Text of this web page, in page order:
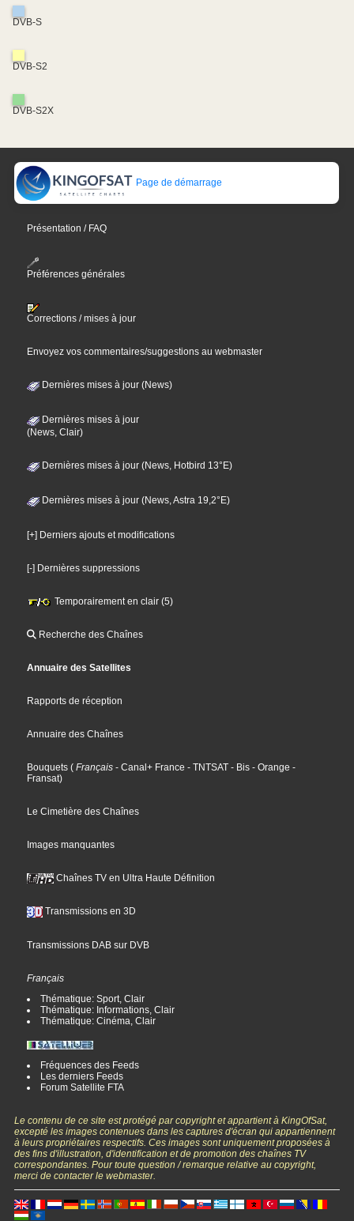
DVB-S
DVB-S2
DVB-S2X
Page de démarrage
Présentation / FAQ
Préférences générales
Corrections / mises à jour
Envoyez vos commentaires/suggestions au webmaster
Dernières mises à jour (News)
Dernières mises à jour
(News, Clair)
Dernières mises à jour (News, Hotbird 13°E)
Dernières mises à jour (News, Astra 19,2°E)
[+] Derniers ajouts et modifications
[-] Dernières suppressions
Temporairement en clair (5)
Recherche des Chaînes
Annuaire des Satellites
Rapports de réception
Annuaire des Chaînes
Bouquets ( Français - Canal+ France - TNTSAT - Bis - Orange -
Fransat)
Le Cimetière des Chaînes
Images manquantes
Chaînes TV en Ultra Haute Définition
Transmissions en 3D
Transmissions DAB sur DVB
Français
Thématique: Sport, Clair
Thématique: Informations, Clair
Thématique: Cinéma, Clair
Fréquences des Feeds
Les derniers Feeds
Forum Satellite FTA
Le contenu de ce site est protégé par copyright et appartient à KingOfSat,
excepté les images contenues dans les captures d'écran qui appartiennent
à leurs propriétaires respectifs. Ces images sont uniquement proposées à
des fins d'illustration, d'identification et de promotion des chaînes TV
correspondantes. Pour toute question / remarque relative au copyright,
merci de contacter le webmaster.